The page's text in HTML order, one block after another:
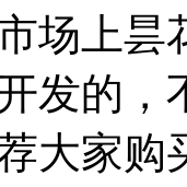
场上昙
发的，
大家购